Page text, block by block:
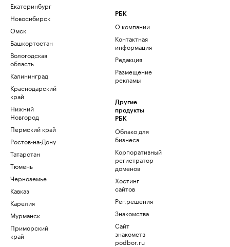
Екатеринбург
Новосибирск
Омск
Башкортостан
Вологодская
область
Калининград
Краснодарский
край
Нижний
Новгород
Пермский край
Ростов-на-Дону
Татарстан
Тюмень
Черноземье
Кавказ
Карелия
Мурманск
Приморский
край
РБК
О компании
Контактная
информация
Редакция
Размещение
рекламы
Другие
продукты
РБК
Облако для
бизнеса
Корпоративный
регистратор
доменов
Хостинг
сайтов
Рег.решения
Знакомства
Сайт
знакомств
podbor.ru